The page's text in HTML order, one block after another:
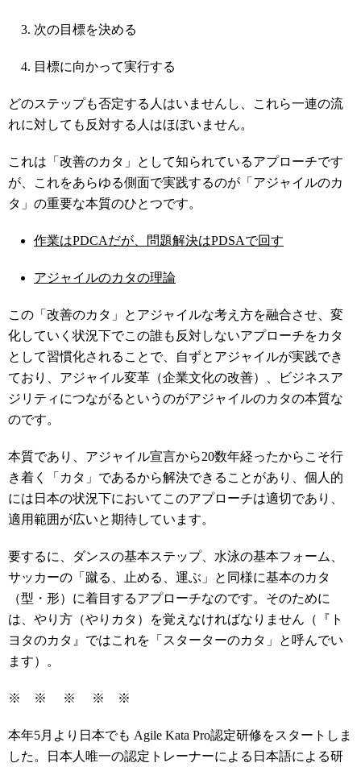
次の目標を決める
目標に向かって実行する
どのステップも否定する人はいませんし、これら一連の流
れに対しても反対する人はほぼいません。
これは「改善のカタ」として知られているアプローチです
が、これをあらゆる側面で実践するのが「アジャイルのカ
タ」の重要な本質のひとつです。
作業はPDCAだが、問題解決はPDSAで回す
アジャイルのカタの理論
この「改善のカタ」とアジャイルな考え方を融合させ、変
化していく状況下でこの誰も反対しないアプローチをカタ
として習慣化されることで、自ずとアジャイルが実践でき
ており、アジャイル変革（企業文化の改善）、ビジネスア
ジリティにつながるというのがアジャイルのカタの本質な
のです。
本質であり、アジャイル宣言から20数年経ったからこそ行
き着く「カタ」であるから解決できることがあり、個人的
には日本の状況下においてこのアプローチは適切であり、
適用範囲が広いと期待しています。
要するに、ダンスの基本ステップ、水泳の基本フォーム、
サッカーの「蹴る、止める、運ぶ」と同様に基本のカタ
（型・形）に着目するアプローチなのです。そのために
は、やり方（やりカタ）を覚えなければなりません（『ト
ヨタのカタ』ではこれを「スターターのカタ」と呼んでい
ます）。
※ ※ ※ ※ ※
本年5月より日本でも Agile Kata Pro認定研修をスタートしま
した。日本人唯一の認定トレーナーによる日本語による研